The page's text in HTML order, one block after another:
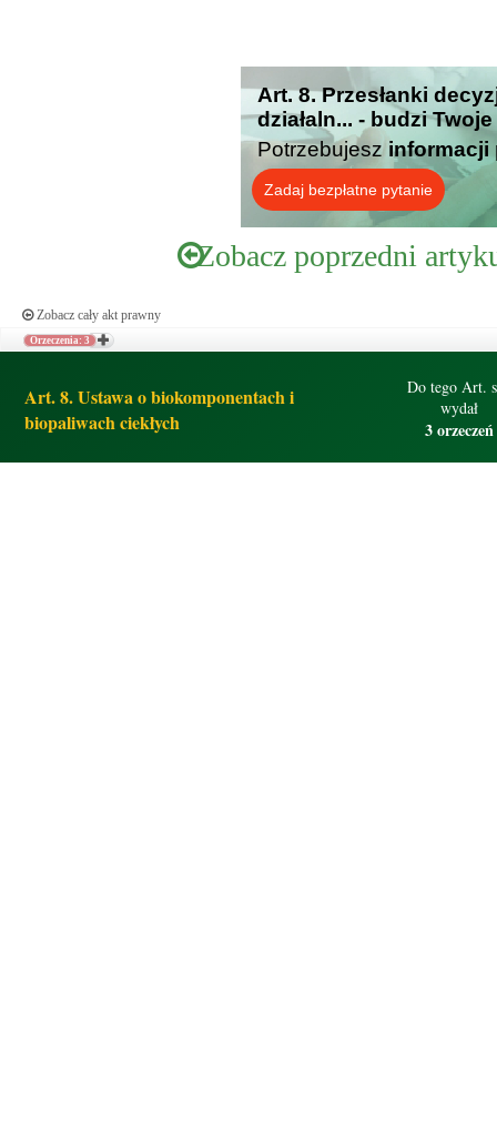
Art. 8. Przesłanki
działaln... - budzi
Potrzebujesz informacji
Zadaj bezpłatne pytanie
Zobacz poprzedni
Zobacz cały akt prawny
Orzeczenia: 3
Art. 8. Ustawa o biokomponentach i
biopaliwach ciekłych
Do tego Art.
wydał
3 orzeczeń